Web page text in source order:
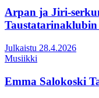
Arpan ja Jiri-
Julkaistu 28.4.2026
Musiikki
Emma Salokoski